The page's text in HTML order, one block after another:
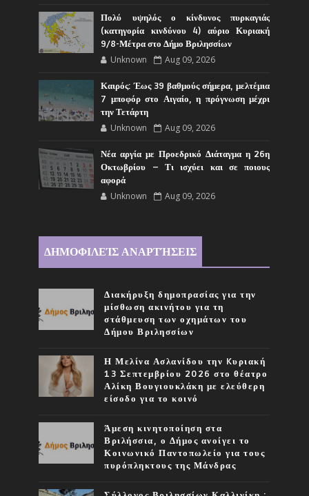
Πολύ υψηλός ο κίνδυνος πυρκαγιάς
(κατηγορία κινδύνου 4) αύριο Κυριακή
9/8-Μέτρα στο Δήμο Βριλησσίων
Unknown Aug 09, 2026
Καιρός: Έως 39 βαθμούς σήμερα, μελτέμια
7 μποφόρ στο Αιγαίο, η πρόγνωση μέχρι
την Τετάρτη
Unknown Aug 09, 2026
Νέα αργία με Προεδρικό Διάταγμα η 26η
Οκτωβρίου – Τι ισχύει και σε ποιους
αφορά
Unknown Aug 09, 2026
ΔΗΜΟΦΙΛΕΊΣ ΑΝΑΡΤΉΣΕΙΣ
Διακήρυξη δημοπρασίας για την
μίσθωση ακινήτου για τη
στάθμευση των οχημάτων του
Δήμου Βριλησσίων
Η Μελίνα Ασλανίδου την Kυριακή
13 Σεπτεμβρίου 2026 στο θέατρο
Αλίκη Βουγιουκλάκη με ελεύθερη
είσοδο για το κοινό
Άμεση κινητοποίηση στα
Βριλήσσια, ο Δήμος ανοίγει το
Κοινωνικό Παντοπωλείο για τους
πυρόπληκτους της Μάνδρας